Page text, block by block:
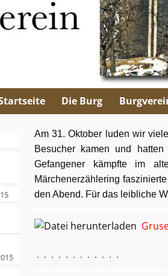
Die Burg
Am 31. Oktober luden wir
Besucher kamen und
Gefangener kämpfte im
Märchenerzählering
den Abend. Für das leibliche